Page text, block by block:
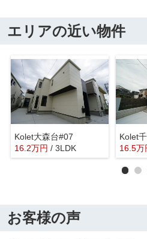
エリアの近い物件
Kolet大森台#07
16.2万円 / 3LDK
Kolet
16.5万
お客様の声